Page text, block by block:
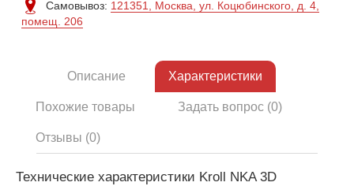
Самовывоз: 121351, Москва, ул. Коцюбинского, д. 4,
помещ. 206
Описание Характеристики
Похожие товары Задать вопрос (0)
Отзывы (0)
Технические характеристики Kroll NKA 3D